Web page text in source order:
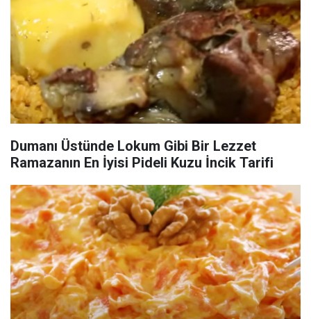
Dumanı Üstünde Lokum Gibi Bir Lezzet
Ramazanın En İyisi Pideli Kuzu İncik Tarifi